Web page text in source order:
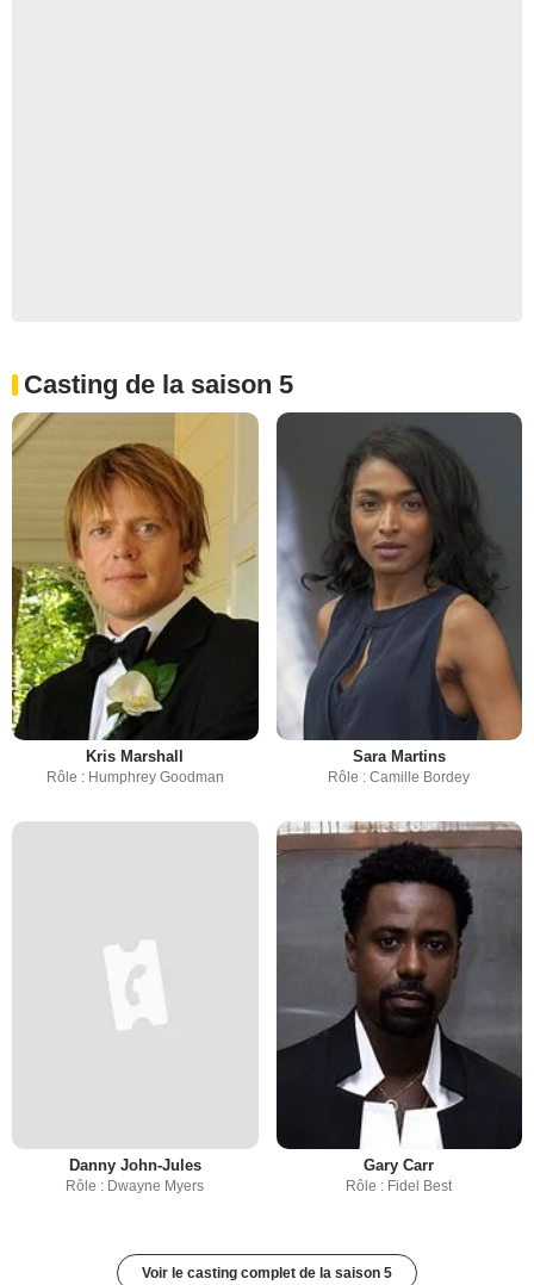
Casting de la saison 5
Kris Marshall
Rôle : Humphrey Goodman
Sara Martins
Rôle : Camille Bordey
Danny John-Jules
Rôle : Dwayne Myers
Gary Carr
Rôle : Fidel Best
Voir le casting complet de la saison 5